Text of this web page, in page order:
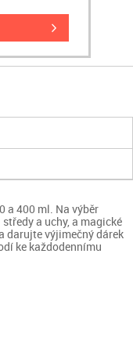
a 400 ml. Na výběr
a uchy, a magické
darujte výjimečný dárek
ke každodennímu